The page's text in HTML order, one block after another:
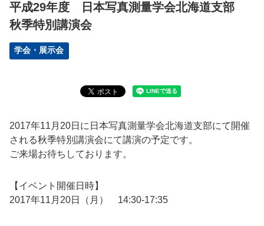
平成29年度 日本写真測量学会北海道支部
秋季特別講演会
学会・展示会
2017年11月20日に日本写真測量学会北海道支部にて開催
される秋季特別講演会にて講演の予定です。
ご来場お待ちしております。
【イベント開催日時】
2017年11月20日（月） 14:30-17:35